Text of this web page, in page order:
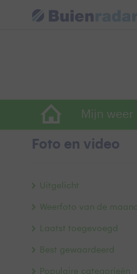
Mijn weer
Foto en video
Uitgelicht
Weerfoto van de maand
Laatst toegevoegd
Best gewaardeerd
Populaire categorieën